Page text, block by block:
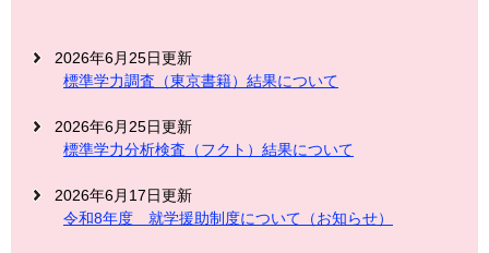
2026年6月25日更新
標準学力調査（東京書籍）結果について
2026年6月25日更新
標準学力分析検査（フクト）結果について
2026年6月17日更新
令和8年度 就学援助制度について（お知らせ）